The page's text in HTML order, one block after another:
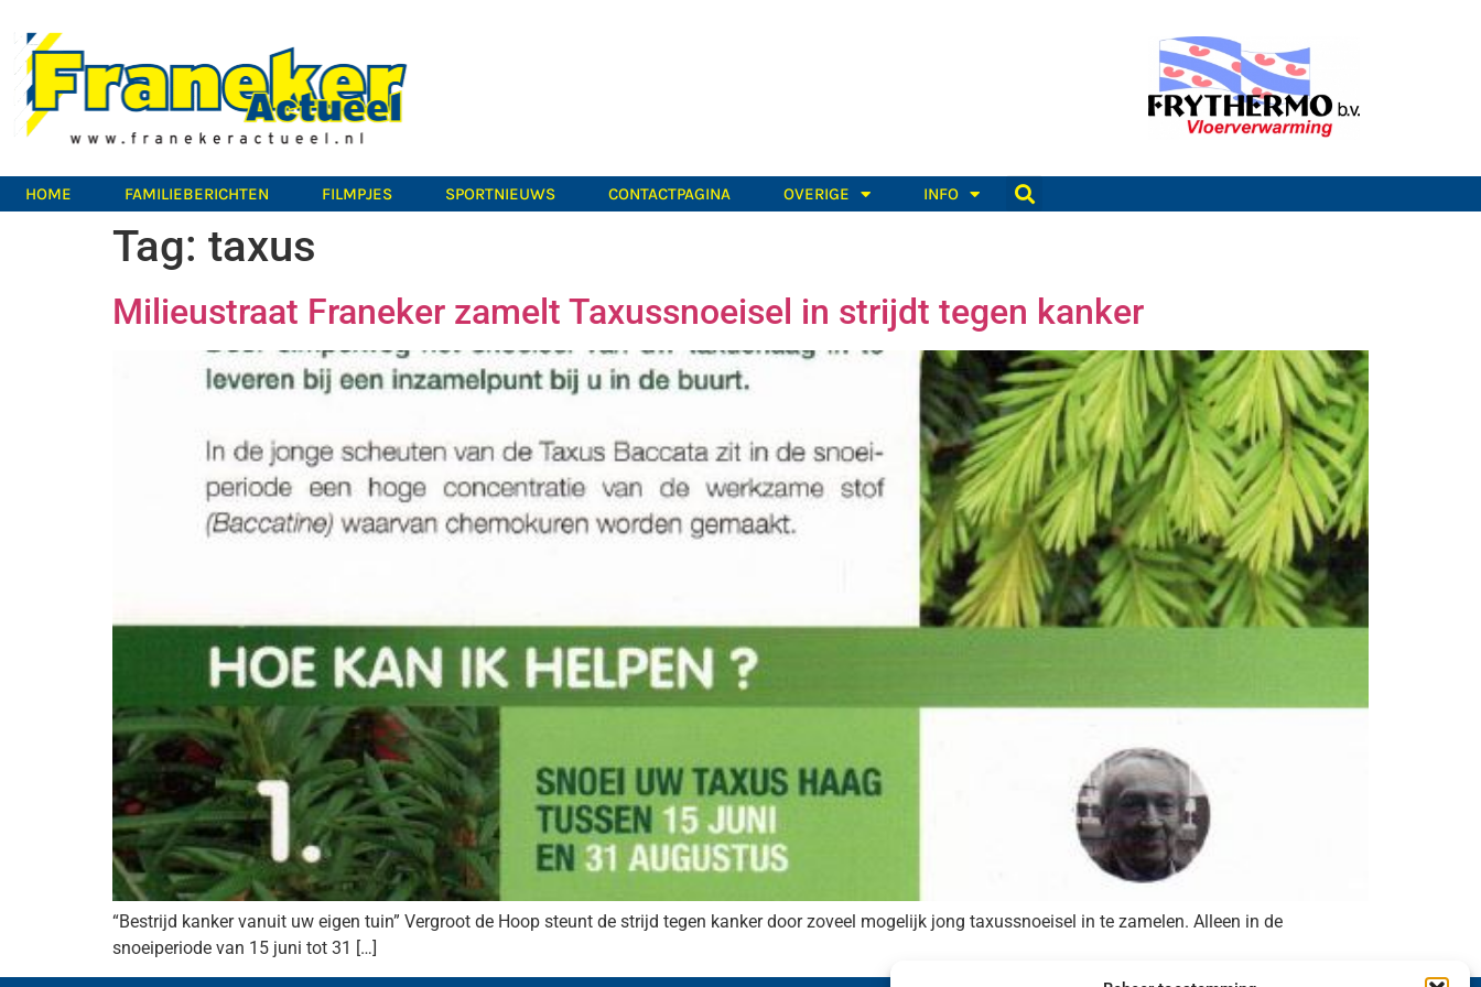
HOME FAMILIEBERICHTEN FILMPJES SPORTNIEUWS CONTACTPAGINA OVERIGE INFO
Tag: taxus
Milieustraat Franeker zamelt Taxussnoeisel in strijdt tegen kanker
“Bestrijd kanker vanuit uw eigen tuin” Vergroot de Hoop steunt de strijd tegen kanker door zoveel mogelijk jong taxussnoeisel in te zamelen. Alleen in de
snoeiperiode van 15 juni tot 31 […]